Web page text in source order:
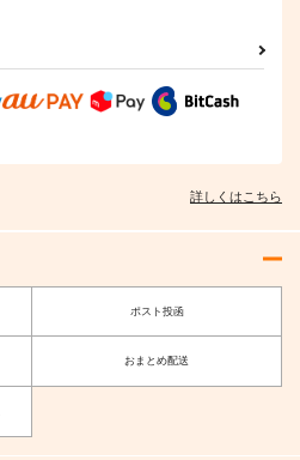
詳しくはこちら
ポスト投函
おまとめ配送